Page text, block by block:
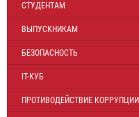
СТУДЕНТАМ
ВЫПУСКНИКАМ
БЕЗОПАСНОСТЬ
IT-КУБ
ПРОТИВОДЕЙСТВИЕ КОРРУПЦИИ